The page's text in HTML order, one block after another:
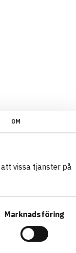
OM
vissa tjänster på
Marknadsföring